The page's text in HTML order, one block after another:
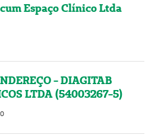
Espaço Clínico Ltda
- DIAGITAB
LTDA (54003267-5)